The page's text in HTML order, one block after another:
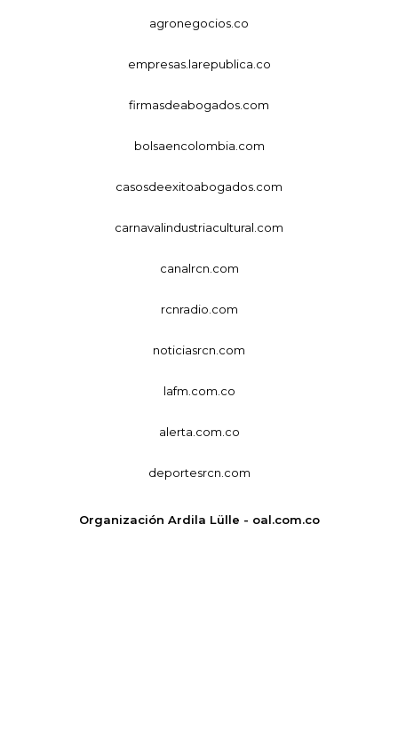
agronegocios.co
empresas.larepublica.co
firmasdeabogados.com
bolsaencolombia.com
casosdeexitoabogados.com
carnavalindustriacultural.com
canalrcn.com
rcnradio.com
noticiasrcn.com
lafm.com.co
alerta.com.co
deportesrcn.com
Organización Ardila Lülle - oal.com.co